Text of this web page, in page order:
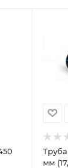
мм